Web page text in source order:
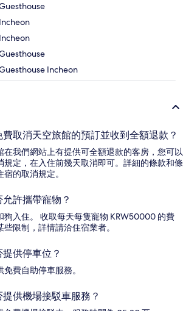
Incheon
取消天空旅館的預訂並收到全額退款？
在我們網站上有提供可全額退款的客房，您可以
規定，在入住前幾天取消即可。詳細的條款和條
的取消規定。
許攜帶寵物？
狗入住。 收取每天每隻寵物 KRW50000 的費
限制，詳情請洽住宿業者。
供停車位？
費自助停車服務。
供機場接駁車服務？